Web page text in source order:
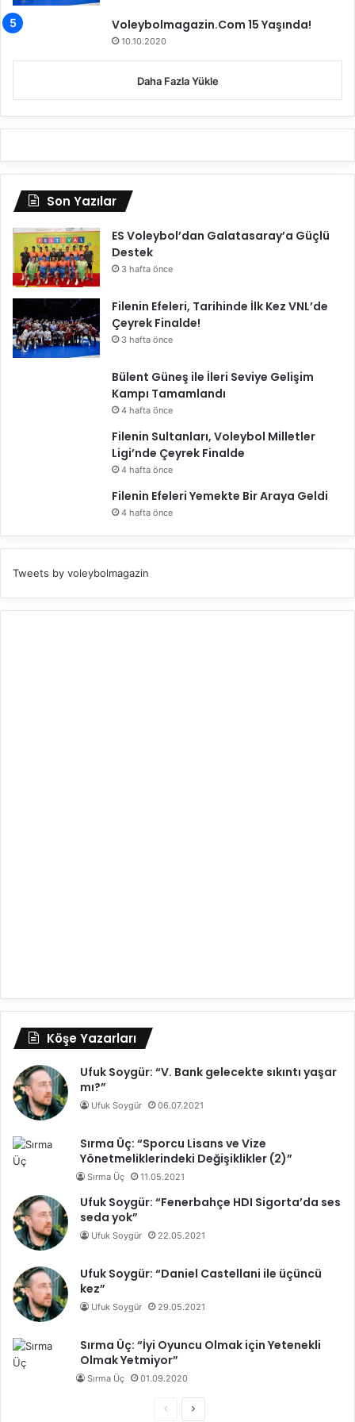
Voleybolmagazin.Com 15 Yaşında!
10.10.2020
Daha Fazla Yükle
Son Yazılar
ES Voleybol’dan Galatasaray’a Güçlü
Destek
3 hafta önce
Filenin Efeleri, Tarihinde İlk Kez VNL’de
Çeyrek Finalde!
3 hafta önce
Bülent Güneş ile İleri Seviye Gelişim
Kampı Tamamlandı
4 hafta önce
Filenin Sultanları, Voleybol Milletler
Ligi’nde Çeyrek Finalde
4 hafta önce
Filenin Efeleri Yemekte Bir Araya Geldi
4 hafta önce
Tweets by voleybolmagazin
Köşe Yazarları
Ufuk Soygür: “V. Bank gelecekte sıkıntı yaşar
mı?”
Ufuk Soygür 06.07.2021
Sırma Üç: “Sporcu Lisans ve Vize
Yönetmeliklerindeki Değişiklikler (2)”
Sırma Üç 11.05.2021
Ufuk Soygür: “Fenerbahçe HDI Sigorta’da ses
seda yok”
Ufuk Soygür 22.05.2021
Ufuk Soygür: “Daniel Castellani ile üçüncü
kez”
Ufuk Soygür 29.05.2021
Sırma Üç: “İyi Oyuncu Olmak için Yetenekli
Olmak Yetmiyor”
Sırma Üç 01.09.2020